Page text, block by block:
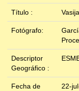
Título : Vasija
Fotógrafo:
Descriptor
Geográfico :
Fecha de
22-